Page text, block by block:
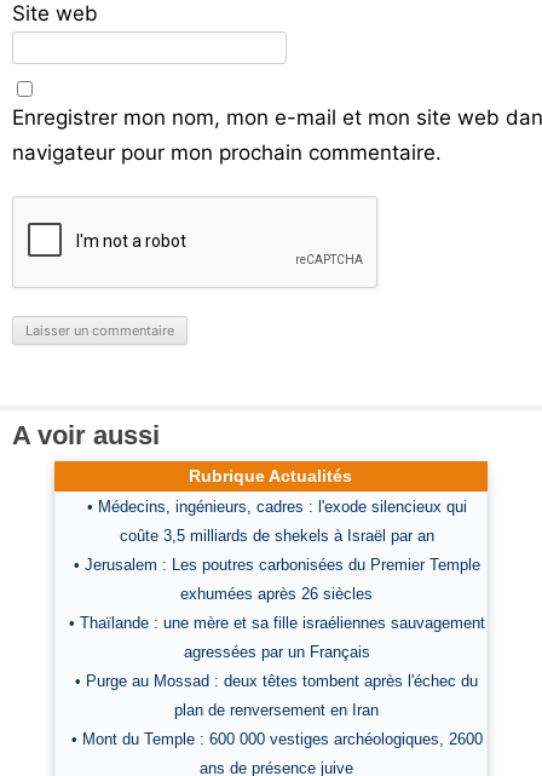
Site web
Enregistrer mon nom, mon e-mail et mon site web
navigateur pour mon prochain commentaire.
A voir aussi
Rubrique Actualités
• Médecins, ingénieurs, cadres : l'exode silencieux qui
coûte 3,5 milliards de shekels à Israël par an
• Jerusalem : Les poutres carbonisées du Premier Temple
exhumées après 26 siècles
• Thaïlande : une mère et sa fille israéliennes sauvagement
agressées par un Français
• Purge au Mossad : deux têtes tombent après l'échec du
plan de renversement en Iran
• Mont du Temple : 600 000 vestiges archéologiques, 2600
ans de présence juive